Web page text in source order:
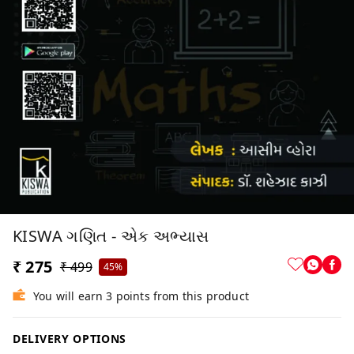
KISWA ગણિત - એક અભ્યાસ
₹ 275 ₹ 499 45%
You will earn 3 points from this product
DELIVERY OPTIONS